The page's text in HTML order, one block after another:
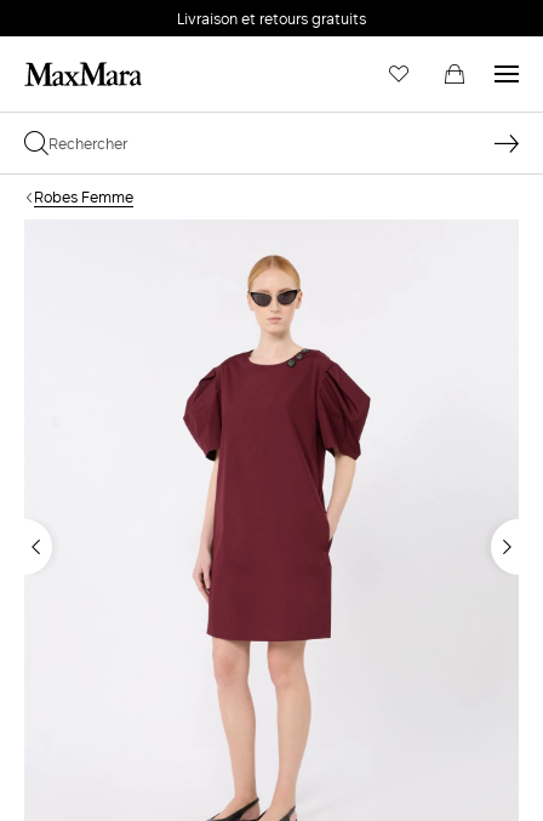
Livraison et retours gratuits
Robes Femme